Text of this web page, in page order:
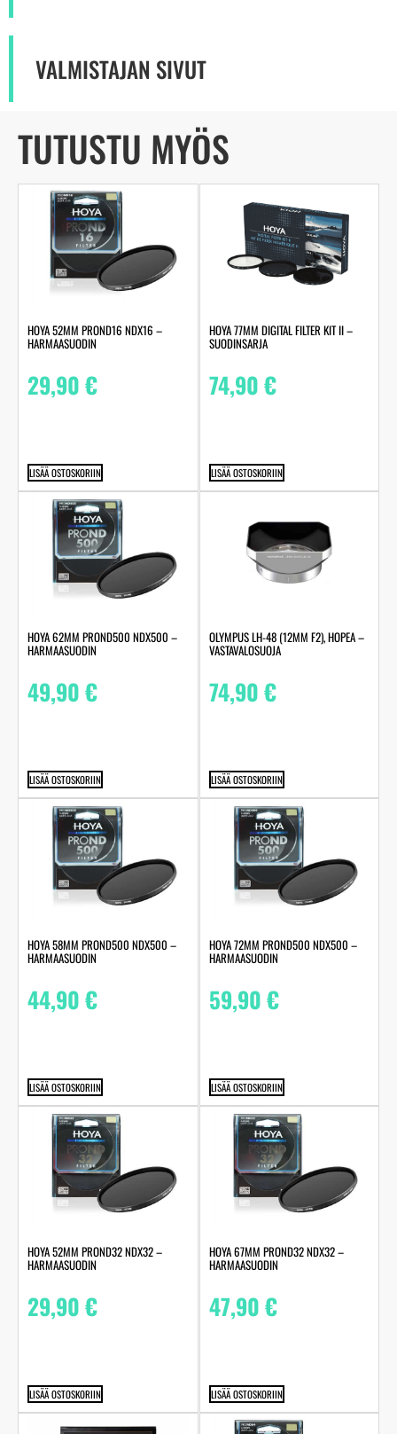
VALMISTAJAN SIVUT
TUTUSTU MYÖS
HOYA 52MM PROND16 NDX16 –
HARMAASUODIN
29,90€
LISÄÄ OSTOSKORIIN
HOYA 77MM DIGITAL FILTER KIT II –
SUODINSARJA
74,90€
LISÄÄ OSTOSKORIIN
HOYA 62MM PROND500 NDX500 –
HARMAASUODIN
49,90€
LISÄÄ OSTOSKORIIN
OLYMPUS LH-48 (12MM F2), HOPEA –
VASTAVALOSUOJA
74,90€
LISÄÄ OSTOSKORIIN
HOYA 58MM PROND500 NDX500 –
HARMAASUODIN
44,90€
LISÄÄ OSTOSKORIIN
HOYA 72MM PROND500 NDX500 –
HARMAASUODIN
59,90€
LISÄÄ OSTOSKORIIN
HOYA 52MM PROND32 NDX32 –
HARMAASUODIN
29,90€
LISÄÄ OSTOSKORIIN
HOYA 67MM PROND32 NDX32 –
HARMAASUODIN
47,90€
LISÄÄ OSTOSKORIIN